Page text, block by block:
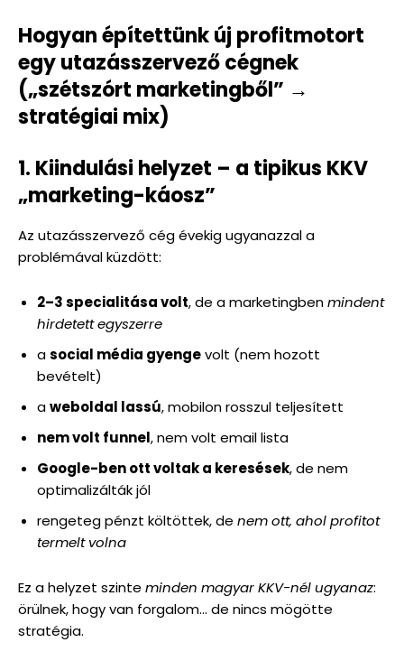
Hogyan építettünk új profitmotort
egy utazásszervező cégnek
(„szétszórt marketingből” →
stratégiai mix)
1. Kiindulási helyzet – a tipikus KKV
„marketing-káosz”
Az utazásszervező cég évekig ugyanazzal a
problémával küzdött:
2–3 specialitása volt, de a marketingbenmindent
hirdetett egyszerre
asocial média gyengevolt (nem hozott
bevételt)
aweboldal lassú, mobilon rosszul teljesített
nem volt funnel, nem volt email lista
Google-ben ott voltak a keresések, de nem
optimalizálták jól
rengeteg pénzt költöttek, de nem ott, ahol profitot
termelt volna
Ez a helyzet szinte minden magyar KKV-nél ugyanaz:
örülnek, hogy van forgalom… de nincs mögötte
stratégia.